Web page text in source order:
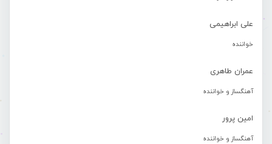
علی ابراهیمی
خواننده
عمران طاهری
آهنگساز و خواننده
امین پرور
آهنگساز و خواننده